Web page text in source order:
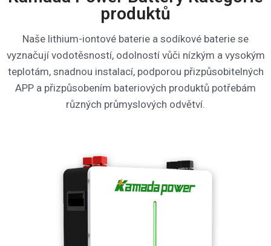
produktů
Naše lithium-iontové baterie a sodíkové baterie se
vyznačují vodotěsností, odolností vůči nízkým a vysokým
teplotám, snadnou instalací, podporou přizpůsobitelných
APP a přizpůsobením bateriových produktů potřebám
různých průmyslových odvětví.